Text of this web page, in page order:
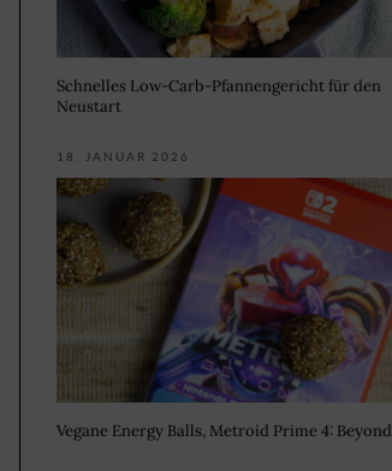
Schnelles Low-Carb-Pfannengericht für den
Neustart
18. JANUAR 2026
Vegane Energy Balls, Metroid Prime 4: Beyond